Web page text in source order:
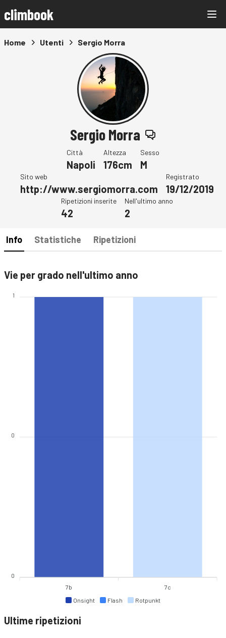
climbook
Home Utenti Sergio Morra
Sergio Morra
Città
Napoli
Altezza
176cm
Sesso
M
Sito web
http://www.sergiomorra.com
Registrato
19/12/2019
Ripetizioni inserite
42
Nell'ultimo anno
2
Info Statistiche Ripetizioni
Vie per grado nell'ultimo anno
Onsight Flash Rotpunkt
1
0
0
7b 7c
Ultime ripetizioni